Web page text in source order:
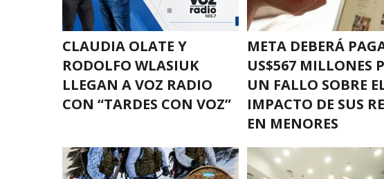
CLAUDIA OLATE Y
RODOLFO WLASIUK
LLEGAN A VOZ RADIO
CON “TARDES CON VOZ”
META DEBERÁ
US$567 MILLONES
UN FALLO SOBRE
IMPACTO DE SUS
EN MENORES